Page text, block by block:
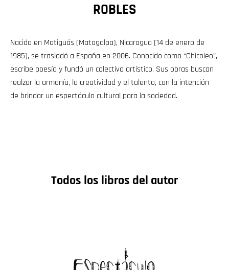
ROBLES
Nacido en Matiguás (Matagalpa), Nicaragua (14 de enero de
1985), se trasladó a España en 2006. Conocido como “Chicoleo”,
escribe poesía y fundó un colectivo artístico. Sus obras buscan
realzar la armonía, la creatividad y el talento, con la intención
de brindar un espectáculo cultural para la sociedad.
Todos los libros del autor